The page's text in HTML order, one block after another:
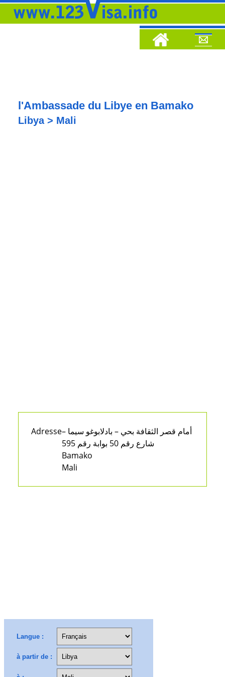
l'Ambassade du Libye en Bamako
Libya > Mali
Adresseأمام قصر الثقافة بحي – بادلابوغو سيما –
شارع رقم 50 بوابة رقم 595
Bamako
Mali